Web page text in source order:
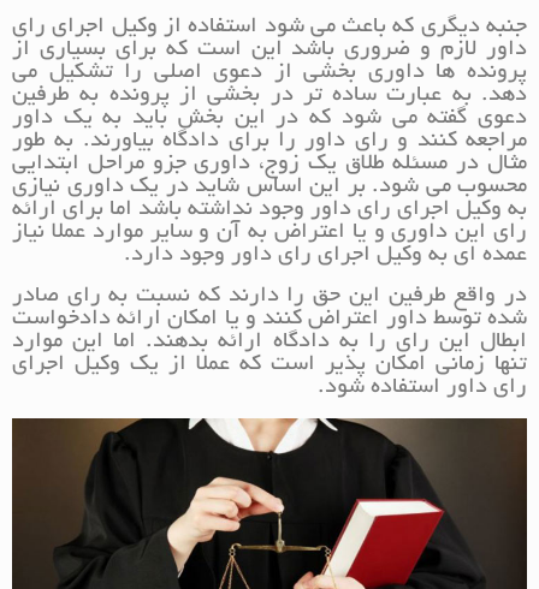
جنبه دیگری که باعث می شود استفاده از وکیل اجرای رای
داور لازم و ضروری باشد این است که برای بسیاری از
پرونده ها داوری بخشی از دعوی اصلی را تشکیل می
دهد. به عبارت ساده تر در بخشی از پرونده به طرفین
دعوی گفته می شود که در این بخش باید به یک داور
مراجعه کنند و رای داور را برای دادگاه بیاورند. به طور
مثال در مسئله طلاق یک زوج، داوری جزو مراحل ابتدایی
محسوب می شود. بر این اساس شاید در یک داوری نیازی
به وکیل اجرای رای داور وجود نداشته باشد اما برای ارائه
رای این داوری و یا اعتراض به آن و سایر موارد عملا نیاز
عمده ای به وکیل اجرای رای داور وجود دارد.
در واقع طرفین این حق را دارند که نسبت به رای صادر
شده توسط داور اعتراض کنند و یا امکان ارائه دادخواست
ابطال این رای را به دادگاه ارائه بدهند. اما این موارد
تنها زمانی امکان پذیر است که عملا از یک وکیل اجرای
رای داور استفاده شود.